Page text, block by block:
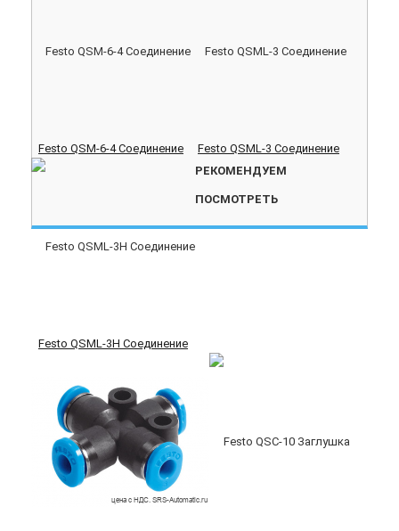
Festo QSM-6-4 Соединение Festo QSML-3 Соединение
Festo QSML-3H Соединение
РЕКОМЕНДУЕМ
ПОСМОТРЕТЬ